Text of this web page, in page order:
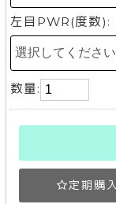
左目PWR(度数):
数量:
定期購